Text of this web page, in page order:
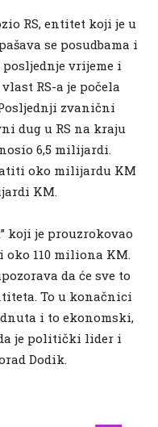
RS, entitet koji je u
se posudbama i
posljednje vrijeme i
RS-a je počela
zvanični
dug u RS na kraju
6,5 milijardi.
oko milijardu KM
KM.
koji je prouzrokovao
oko 110 miliona KM.
da će sve to
To u konačnici
i to ekonomski,
je politički lider i
Dodik.